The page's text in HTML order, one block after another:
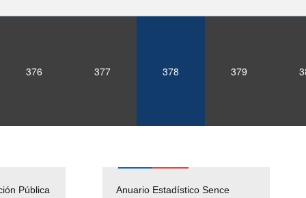
376 377 378 379
Pública Anuario Estadístico Sence
Empleos Públicos
Solicitud Audiencias y